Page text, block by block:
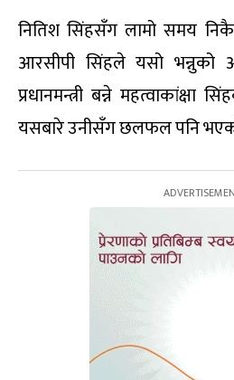
नितिश सिंहसँग लामो समय निकै
आरसीपी सिंहले यसो भन्नुको
प्रधानमन्त्री बन्ने महत्वाकांक्षा
यसबारे उनीसँग छलफल पनि